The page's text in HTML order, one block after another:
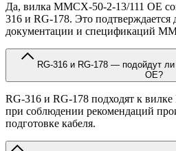
Да, вилка MMCX-50-2-13/111 OE
316 и RG-178. Это подтверждается
документации и спецификаций
OE?
RG-316 и RG-178 подходят к
при соблюдении рекомендаций
подготовке кабеля.